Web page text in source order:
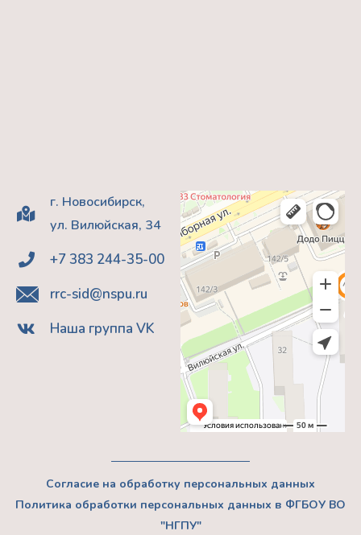
г. Новосибирск,
ул. Вилюйская, 34
+7 383 244-35-00
rrc-sid@nspu.ru
Наша группа VK
Согласие на обработку персональных данных
Политика обработки персональных данных в ФГБОУ ВО
"НГПУ"